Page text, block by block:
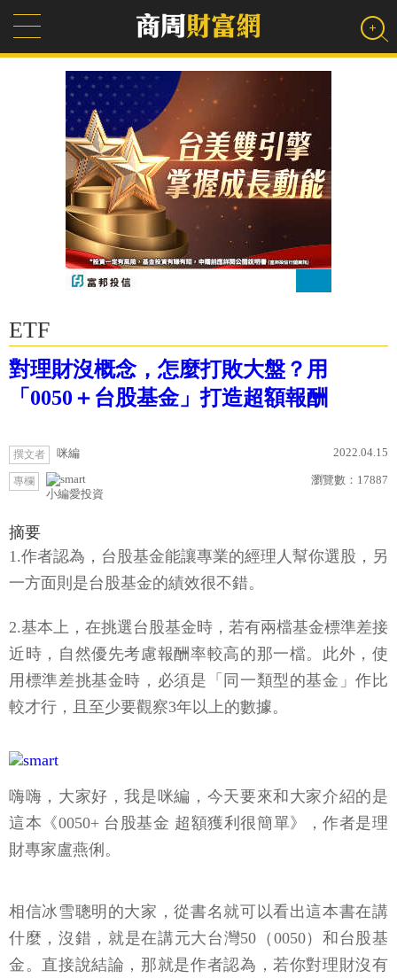
ETF
對理財沒概念，怎麼打敗大盤？用
「0050＋台股基金」打造超額報酬
撰文者 咪編 2022.04.15
專欄
小編愛投資
瀏覽數： 17887
摘要
1.作者認為，台股基金能讓專業的經理人幫你選股，另
一方面則是台股基金的績效很不錯。
2.基本上，在挑選台股基金時，若有兩檔基金標準差接
近時，自然優先考慮報酬率較高的那一檔。此外，使
用標準差挑基金時，必須是「同一類型的基金」作比
較才行，且至少要觀察3年以上的數據。
嗨嗨，大家好，我是咪編，今天要來和大家介紹的是
這本《0050+ 台股基金 超額獲利很簡單》，作者是理
財專家盧燕俐。
相信冰雪聰明的大家，從書名就可以看出這本書在講
什麼，沒錯，就是在講元大台灣50（0050）和台股基
金。直接說結論，那就是作者認為，若你對理財沒有